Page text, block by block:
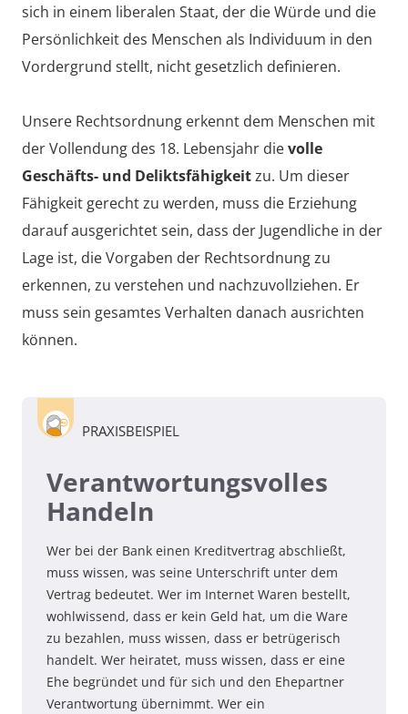
sich in einem liberalen Staat, der die Würde und die
Persönlichkeit des Menschen als Individuum in den
Vordergrund stellt, nicht gesetzlich definieren.
Unsere Rechtsordnung erkennt dem Menschen mit
der Vollendung des 18. Lebensjahr dievolle
Geschäfts- und Deliktsfähigkeitzu. Um dieser
Fähigkeit gerecht zu werden, muss die Erziehung
darauf ausgerichtet sein, dass der Jugendliche in der
Lage ist, die Vorgaben der Rechtsordnung zu
erkennen, zu verstehen und nachzuvollziehen. Er
muss sein gesamtes Verhalten danach ausrichten
können.
PRAXISBEISPIEL
Verantwortungsvolles
Handeln
Wer bei der Bank einen Kreditvertrag abschließt,
muss wissen, was seine Unterschrift unter dem
Vertrag bedeutet. Wer im Internet Waren bestellt,
wohlwissend, dass er kein Geld hat, um die Ware
zu bezahlen, muss wissen, dass er betrügerisch
handelt. Wer heiratet, muss wissen, dass er eine
Ehe begründet und für sich und den Ehepartner
Verantwortung übernimmt. Wer ein